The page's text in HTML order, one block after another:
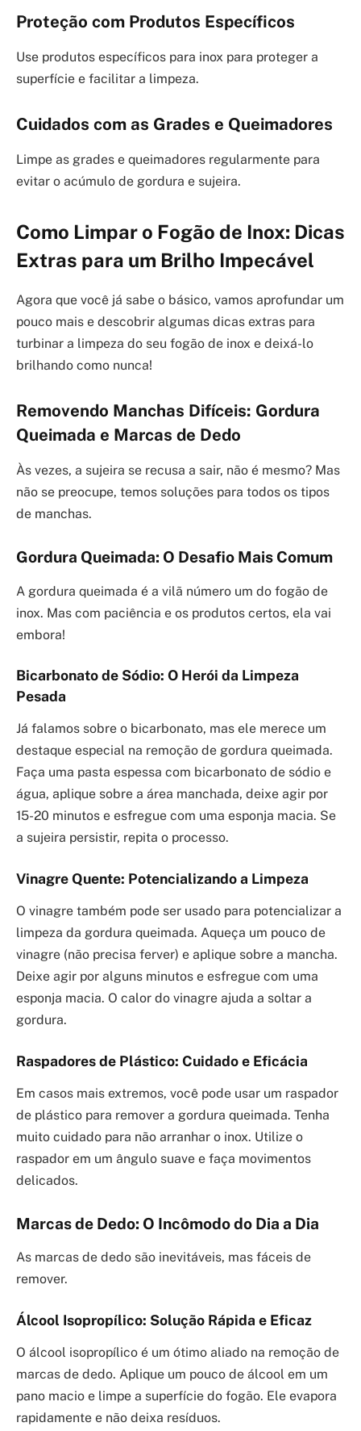
Proteção com Produtos Específicos
Use produtos específicos para inox para proteger a
superfície e facilitar a limpeza.
Cuidados com as Grades e Queimadores
Limpe as grades e queimadores regularmente para
evitar o acúmulo de gordura e sujeira.
Como Limpar o Fogão de Inox: Dicas
Extras para um Brilho Impecável
Agora que você já sabe o básico, vamos aprofundar um
pouco mais e descobrir algumas dicas extras para
turbinar a limpeza do seu fogão de inox e deixá-lo
brilhando como nunca!
Removendo Manchas Difíceis: Gordura
Queimada e Marcas de Dedo
Às vezes, a sujeira se recusa a sair, não é mesmo? Mas
não se preocupe, temos soluções para todos os tipos
de manchas.
Gordura Queimada: O Desafio Mais Comum
A gordura queimada é a vilã número um do fogão de
inox. Mas com paciência e os produtos certos, ela vai
embora!
Bicarbonato de Sódio: O Herói da Limpeza
Pesada
Já falamos sobre o bicarbonato, mas ele merece um
destaque especial na remoção de gordura queimada.
Faça uma pasta espessa com bicarbonato de sódio e
água, aplique sobre a área manchada, deixe agir por
15-20 minutos e esfregue com uma esponja macia. Se
a sujeira persistir, repita o processo.
Vinagre Quente: Potencializando a Limpeza
O vinagre também pode ser usado para potencializar a
limpeza da gordura queimada. Aqueça um pouco de
vinagre (não precisa ferver) e aplique sobre a mancha.
Deixe agir por alguns minutos e esfregue com uma
esponja macia. O calor do vinagre ajuda a soltar a
gordura.
Raspadores de Plástico: Cuidado e Eficácia
Em casos mais extremos, você pode usar um raspador
de plástico para remover a gordura queimada. Tenha
muito cuidado para não arranhar o inox. Utilize o
raspador em um ângulo suave e faça movimentos
delicados.
Marcas de Dedo: O Incômodo do Dia a Dia
As marcas de dedo são inevitáveis, mas fáceis de
remover.
Álcool Isopropílico: Solução Rápida e Eficaz
O álcool isopropílico é um ótimo aliado na remoção de
marcas de dedo. Aplique um pouco de álcool em um
pano macio e limpe a superfície do fogão. Ele evapora
rapidamente e não deixa resíduos.